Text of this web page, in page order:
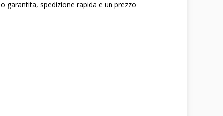
garantita, spedizione rapida e un prezzo